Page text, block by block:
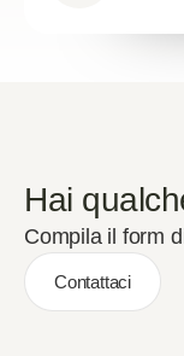
Hai
Compila il form
Contattaci